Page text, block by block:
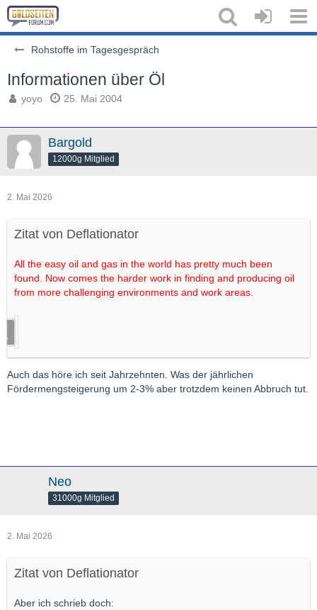
Rohstoffe im Tagesgespräch
Informationen über Öl
yoyo 25. Mai 2004
Bargold
12000g Mitglied
2. Mai 2026
Zitat von Deflationator
All the easy oil and gas in the world has pretty much been
found. Now comes the harder work in finding and producing oil
from more challenging environments and work areas.
Auch das höre ich seit Jahrzehnten. Was der jährlichen
Fördermengsteigerung um 2-3% aber trotzdem keinen Abbruch tut.
Neo
31000g Mitglied
2. Mai 2026
Zitat von Deflationator
Aber ich schrieb doch: